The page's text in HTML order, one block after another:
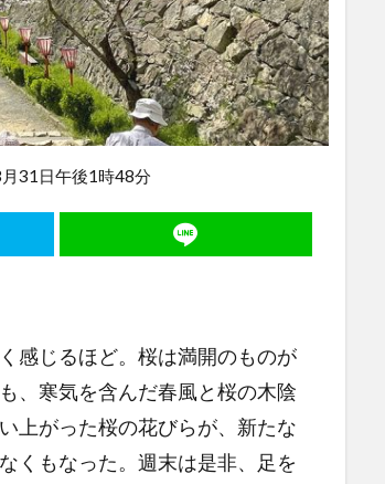
31日午後1時48分
感じるほど。桜は満開のものが
、寒気を含んだ春風と桜の木陰
上がった桜の花びらが、新たな
くもなった。週末は是非、足を